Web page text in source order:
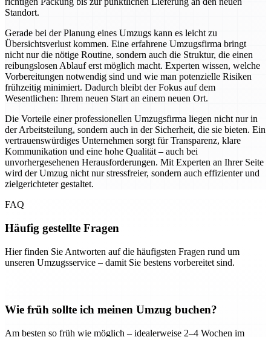
Standort.
Gerade bei der Planung eines Umzugs kann es leicht zu
Übersichtsverlust kommen. Eine erfahrene Umzugsfirma bringt
nicht nur die nötige Routine, sondern auch die Struktur, die einen
reibungslosen Ablauf erst möglich macht. Experten wissen, welche
Vorbereitungen notwendig sind und wie man potenzielle Risiken
frühzeitig minimiert. Dadurch bleibt der Fokus auf dem
Wesentlichen: Ihrem neuen Start an einem neuen Ort.
Die Vorteile einer professionellen Umzugsfirma liegen nicht nur in
der Arbeitsteilung, sondern auch in der Sicherheit, die sie bieten. Ein
vertrauenswürdiges Unternehmen sorgt für Transparenz, klare
Kommunikation und eine hohe Qualität – auch bei
unvorhergesehenen Herausforderungen. Mit Experten an Ihrer Seite
wird der Umzug nicht nur stressfreier, sondern auch effizienter und
zielgerichteter gestaltet.
FAQ
Häufig gestellte Fragen
Hier finden Sie Antworten auf die häufigsten Fragen rund um
unseren Umzugsservice – damit Sie bestens vorbereitet sind.
Wie früh sollte ich meinen Umzug buchen?
Am besten so früh wie möglich – idealerweise 2–4 Wochen im